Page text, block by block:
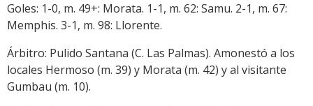
Goles: 1-0, m. 49+: Morata. 1-1, m. 62: Samu. 2-1, m. 67:
Memphis. 3-1, m. 98: Llorente.
Árbitro: Pulido Santana (C. Las Palmas). Amonestó a los
locales Hermoso (m. 39) y Morata (m. 42) y al visitante
Gumbau (m. 10).